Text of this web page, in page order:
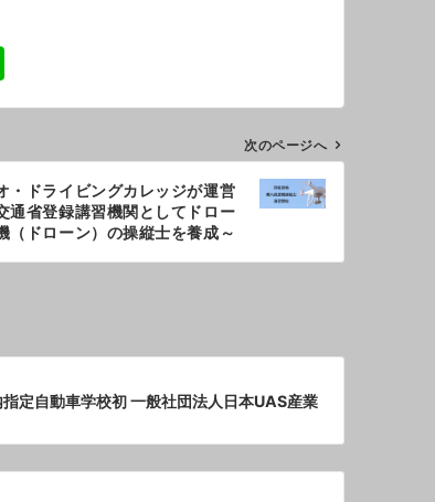
次のページへ
・ドライビングカレッジが運営
通省登録講習機関としてドロー
ドローン）の操縦士を養成～
指定自動車学校初 一般社団法人日本UAS産業